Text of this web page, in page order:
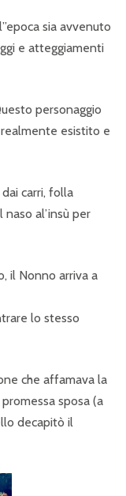
sia avvenuto
e atteggiamenti
personaggio
realmente esistito e
carri, folla
al’insù per
il Nonno arriva a
lo stesso
che affamava la
sposa (a
decapitò il